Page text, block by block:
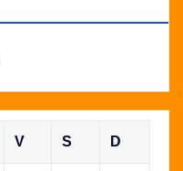
V S D